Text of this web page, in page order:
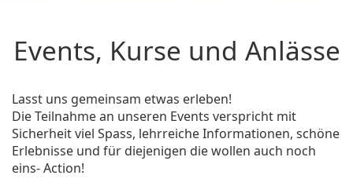
Events, Kurse und Anlässe
Lasst uns gemeinsam etwas erleben!
Die Teilnahme an unseren Events verspricht mit
Sicherheit viel Spass, lehrreiche Informationen, schöne
Erlebnisse und für diejenigen die wollen auch noch
eins-Action!